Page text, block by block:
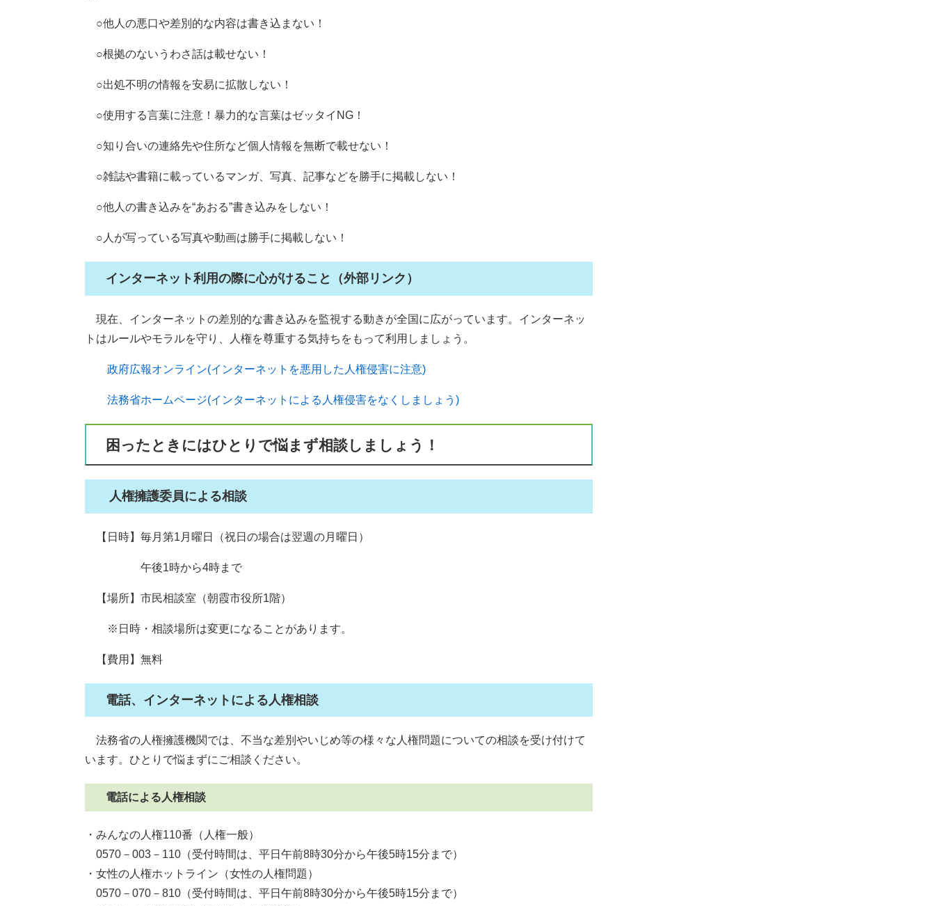
○他人の悪口や差別的な内容は書き込まない！
○根拠のないうわさ話は載せない！
○出処不明の情報を安易に拡散しない！
○使用する言葉に注意！暴力的な言葉はゼッタイNG！
○知り合いの連絡先や住所など個人情報を無断で載せない！
○雑誌や書籍に載っているマンガ、写真、記事などを勝手に掲載しない！
○他人の書き込みを“あおる”書き込みをしない！
○人が写っている写真や動画は勝手に掲載しない！
インターネット利用の際に心がけること（外部リンク）
現在、インターネットの差別的な書き込みを監視する動きが全国に広がっています。インターネッ
トはルールやモラルを守り、人権を尊重する気持ちをもって利用しましょう。
政府広報オンライン(インターネットを悪用した人権侵害に注意)
法務省ホームページ(インターネットによる人権侵害をなくしましょう)
困ったときにはひとりで悩まず相談しましょう！
人権擁護委員による相談
【日時】毎月第1月曜日（祝日の場合は翌週の月曜日）
午後1時から4時まで
【場所】市民相談室（朝霞市役所1階）
※日時・相談場所は変更になることがあります。
【費用】無料
電話、インターネットによる人権相談
法務省の人権擁護機関では、不当な差別やいじめ等の様々な人権問題についての相談を受け付けて
います。ひとりで悩まずにご相談ください。
電話による人権相談
・みんなの人権110番（人権一般）
0570－003－110（受付時間は、平日午前8時30分から午後5時15分まで）
・女性の人権ホットライン（女性の人権問題）
0570－070－810（受付時間は、平日午前8時30分から午後5時15分まで）